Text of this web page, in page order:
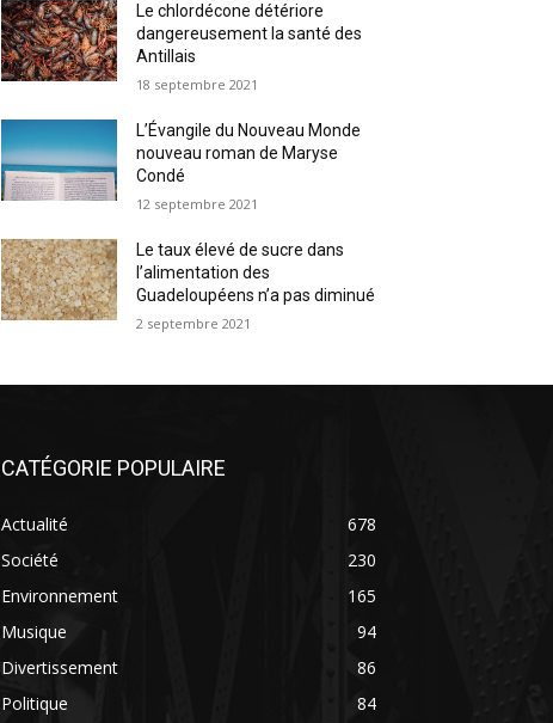
Le chlordécone détériore
dangereusement la santé des
Antillais
18 septembre 2021
L’Évangile du Nouveau Monde
nouveau roman de Maryse
Condé
12 septembre 2021
Le taux élevé de sucre dans
l’alimentation des
Guadeloupéens n’a pas diminué
2 septembre 2021
CATÉGORIE POPULAIRE
Actualité
678
Société
230
Environnement
165
Musique
94
Divertissement
86
Politique
84